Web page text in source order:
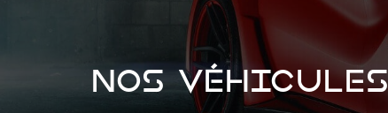
NOS VÉHICULES